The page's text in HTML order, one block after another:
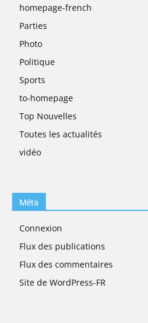
homepage-french
Parties
Photo
Politique
Sports
to-homepage
Top Nouvelles
Toutes les actualités
vidéo
Méta
Connexion
Flux des publications
Flux des commentaires
Site de WordPress-FR